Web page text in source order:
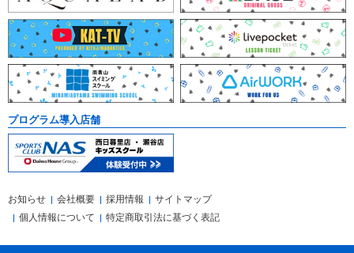
プログラム導入店舗
お知らせ 会社概要 採用情報
サイトマップ
個人情報について
特定商取引法に基づく表記